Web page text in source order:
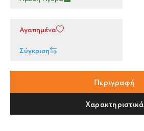
Αγαπημένα
Σύγκριση
Περιγραφή
Χαρακτηριστικά